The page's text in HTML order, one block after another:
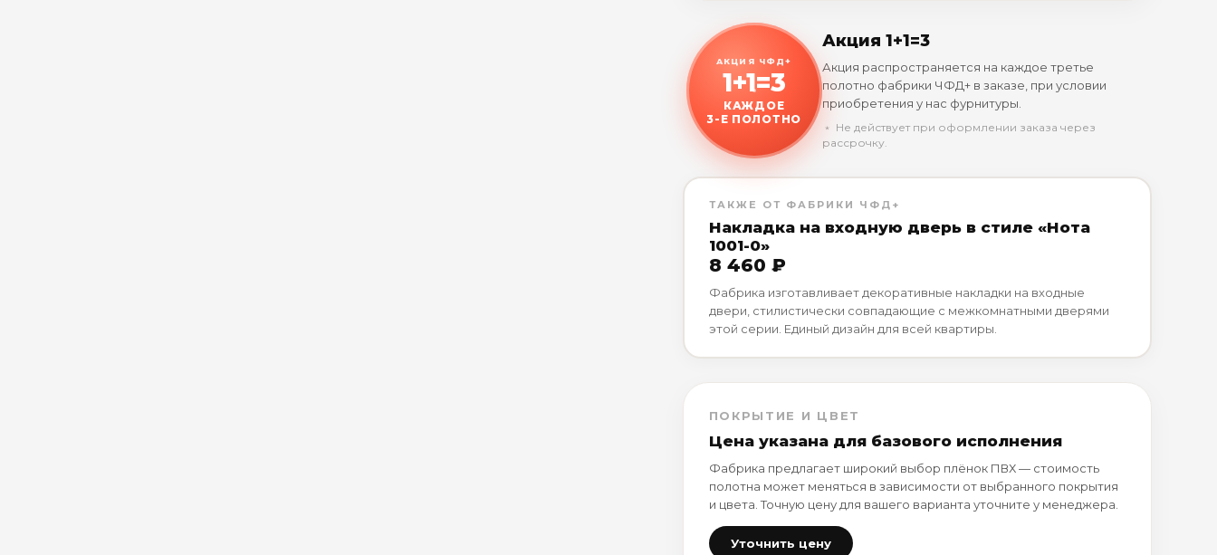
АКЦИЯ ЧФД+
1+1=3
КАЖДОЕ
3-Е ПОЛОТНО
Акция 1+1=3
Акция распространяется на каждое третье
полотно фабрики ЧФД+ в заказе, при условии
приобретения у нас фурнитуры.
﹡ Не действует при оформлении заказа через
рассрочку.
ТАКЖЕ ОТ ФАБРИКИ ЧФД+
Накладка на входную дверь в стиле «Нота
1001-0»
8 460 ₽
Фабрика изготавливает декоративные накладки на входные
двери, стилистически совпадающие с межкомнатными дверями
этой серии. Единый дизайн для всей квартиры.
ПОКРЫТИЕ И ЦВЕТ
Цена указана для базового исполнения
Фабрика предлагает широкий выбор плёнок ПВХ — стоимость
полотна может меняться в зависимости от выбранного покрытия
и цвета. Точную цену для вашего варианта уточните у менеджера.
Уточнить цену